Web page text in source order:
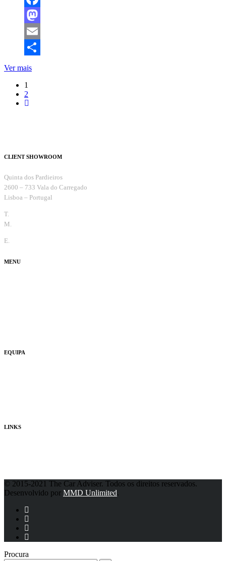
Facebook
Mastodon
Email
Share
Ver mais
1
2
CLIENT SHOWROOM
Quinta dos Pardieiros
2600 – 733 Vala do Carregado
Lisboa – Portugal
T.
M.
E.
MENU
EQUIPA
LINKS
© 2015-2021 The Car Adviser. Todos os direitos reservados.
Desenvolvido por MMD Unlimited.
Procura